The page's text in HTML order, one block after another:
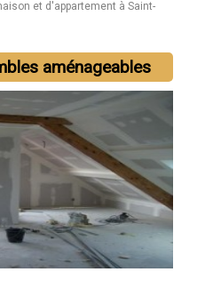
et d'appartement à Saint-
aménageables